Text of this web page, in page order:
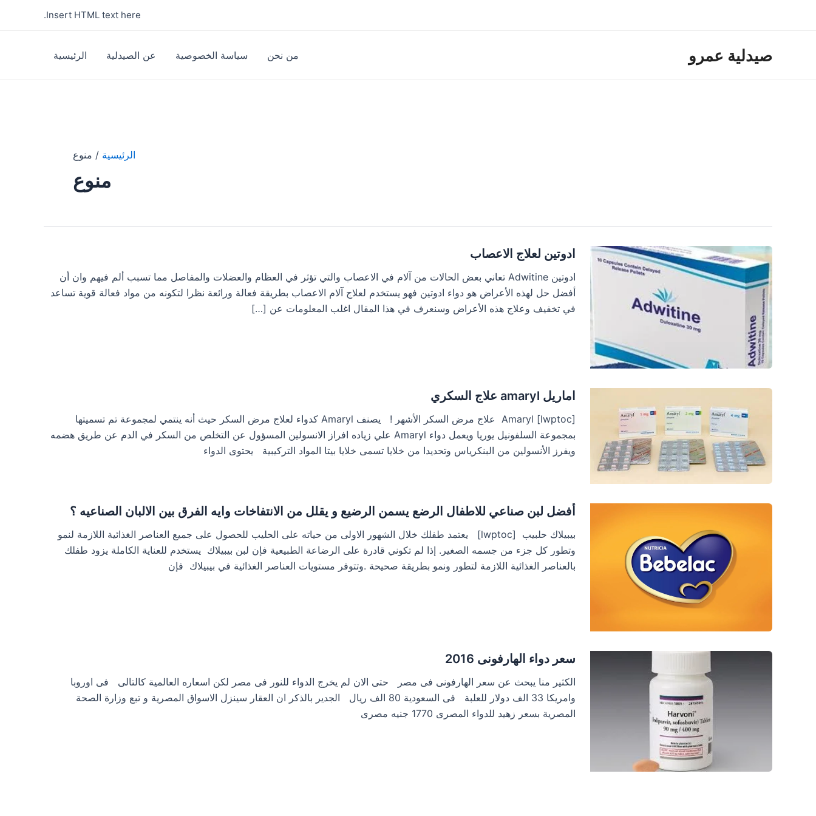
Insert HTML text here.
صيدلية عمرو من نحن سياسة الخصوصية عن الصيدلية الرئيسية
الرئيسية منوع
منوع
ادوتين لعلاج الاعصاب
ادوتين Adwitine تعاني بعض الحالات من آلام في الاعصاب والتي تؤثر في العظام والعضلات والمفاصل مما تسبب ألم فيهم وان أن
أفضل حل لهذه الأعراض هو دواء ادوتين فهو يستخدم لعلاج آلام الاعصاب بطريقة فعالة ورائعة نظرا لتكونه من مواد فعالة قوية تساعد
في تخفيف وعلاج هذه الأعراض وسنعرف في هذا المقال اغلب المعلومات عن […]
اماريل amaryl علاج السكري
[lwptoc] Amaryl علاج مرض السكر الأشهر ! يصنف Amaryl كدواء لعلاج مرض السكر حيث أنه ينتمي لمجموعة تم تسميتها
بمجموعة السلفونيل يوريا ويعمل دواء Amaryl علي زياده افراز الانسولين المسؤول عن التخلص من السكر في الدم عن طريق هضمه
ويفرز الأنسولين من البنكرياس وتحديدا من خلايا تسمى خلايا بيتا المواد التركيبية يحتوى الدواء
أفضل لبن صناعي للاطفال الرضع يسمن الرضيع و يقلل من الانتفاخات وايه الفرق بين الالبان الصناعيه ؟
بيبيلاك حلبيب [lwptoc] يعتمد طفلك خلال الشهور الاولى من حياته على الحليب للحصول على جميع العناصر الغذائية اللازمة لنمو
وتطور كل جزء من جسمه الصغير. إذا لم تكوني قادرة على الرضاعة الطبيعية فإن لبن بيبيلاك يستخدم للعناية الكاملة يزود طفلك
بالعناصر الغذائية اللازمة لتطور ونمو بطريقة صحيحة .وتتوفر مستويات العناصر الغذائية في بيبيلاك فإن
سعر دواء الهارفونى 2016
الكثير منا يبحث عن سعر الهارفونى فى مصر حتى الان لم يخرج الدواء للنور فى مصر لكن اسعاره العالمية كالتالى فى اوروبا
وامريكا 33 الف دولار للعلبة فى السعودية 80 الف ريال الجدير بالذكر ان العقار سينزل الاسواق المصرية و تبع وزارة الصحة
المصرية بسعر زهيد للدواء المصرى 1770 جنيه مصرى